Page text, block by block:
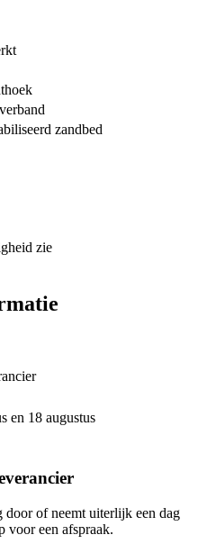
zandbed
zie
en 18 augustus
door of neemt uiterlijk een dag
voor een afspraak.